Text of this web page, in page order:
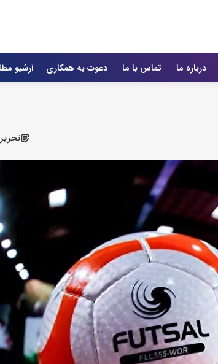
درباره ما تماس با ما دعوت به همکاری آرشیو